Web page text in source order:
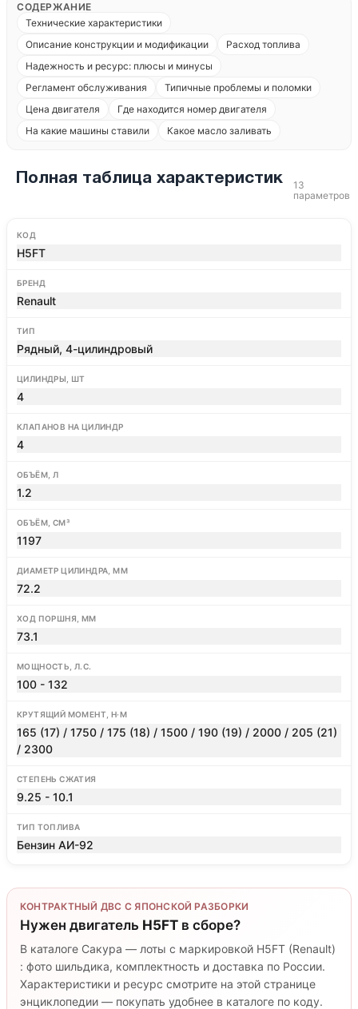
СОДЕРЖАНИЕ
Технические характеристики
Описание конструкции и модификации
Расход топлива
Надежность и ресурс: плюсы и минусы
Регламент обслуживания
Типичные проблемы и поломки
Цена двигателя
Где находится номер двигателя
На какие машины ставили
Какое масло заливать
Полная таблица характеристик
13
параметров
КОД
H5FT
БРЕНД
Renault
ТИП
Рядный, 4-цилиндровый
ЦИЛИНДРЫ, ШТ
4
КЛАПАНОВ НА ЦИЛИНДР
4
ОБЪЁМ, Л
1.2
ОБЪЁМ, СМ³
1197
ДИАМЕТР ЦИЛИНДРА, ММ
72.2
ХОД ПОРШНЯ, ММ
73.1
МОЩНОСТЬ, Л.С.
100 - 132
КРУТЯЩИЙ МОМЕНТ, Н·М
165 (17) / 1750 / 175 (18) / 1500 / 190 (19) / 2000 / 205 (21)
/ 2300
СТЕПЕНЬ СЖАТИЯ
9.25 - 10.1
ТИП ТОПЛИВА
Бензин АИ-92
КОНТРАКТНЫЙ ДВС С ЯПОНСКОЙ РАЗБОРКИ
Нужен двигатель H5FT в сборе?
В каталоге Сакура — лоты с маркировкой H5FT (Renault)
: фото шильдика, комплектность и доставка по России.
Характеристики и ресурс смотрите на этой странице
энциклопедии — покупать удобнее в каталоге по коду.